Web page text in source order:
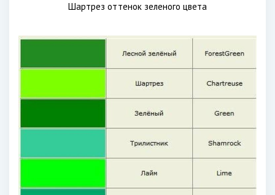
Шартрез оттенок зеленого цвета